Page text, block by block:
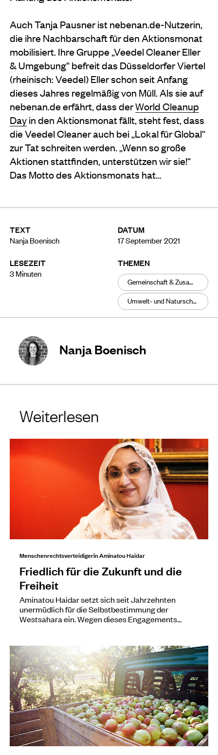
TEXT
Nanja Boenisch
LESEZEIT
3Minuten
DATUM
17 September 2021
THEMEN
Gemeinschaft & Zusammenhalt
Umwelt- und Naturschutz
Auch Tanja Pausner ist nebenan.de-Nutzerin,
die ihre Nachbarschaft für den Aktionsmonat
mobilisiert. Ihre Gruppe „Veedel Cleaner Eller
& Umgebung“ befreit das Düsseldorfer Viertel
(rheinisch: Veedel) Eller schon seit Anfang
dieses Jahres regelmäßig von Müll. Als sie auf
nebenan.de erfährt, dass derWorld Cleanup
Dayin den Aktionsmonat fällt, steht fest, dass
die Veedel Cleaner auch bei „Lokal für Global“
zur Tat schreiten werden. „Wenn so große
Aktionen stattfinden, unterstützen wir sie!“
Das Motto des Aktionsmonats hat…
Nanja Boenisch
Weiterlesen
Menschenrechtsverteidigerin Aminatou Haidar
Friedlich für die Zukunft und die
Freiheit
Aminatou Haidar setzt sich seit Jahrzehnten
unermüdlich für die Selbstbestimmung der
Westsahara ein. Wegen dieses ­Engagements…